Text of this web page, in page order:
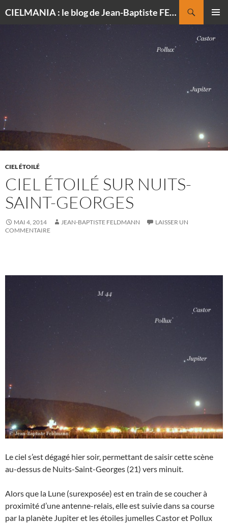
CIELMANIA : le blog de Jean-Baptiste FELDMANN, photographe du ciel
CIEL ÉTOILÉ
CIEL ÉTOILÉ SUR NUITS-
SAINT-GEORGES
MAI 4, 2014 JEAN-BAPTISTE FELDMANN
LAISSER UN
COMMENTAIRE
Le ciel s’est dégagé hier soir, permettant de saisir cette scène
au-dessus de Nuits-Saint-Georges (21) vers minuit.
Alors que la Lune (surexposée) est en train de se coucher à
proximité d’une antenne-relais, elle est suivie dans sa course
par la planète Jupiter et les étoiles jumelles Castor et Pollux